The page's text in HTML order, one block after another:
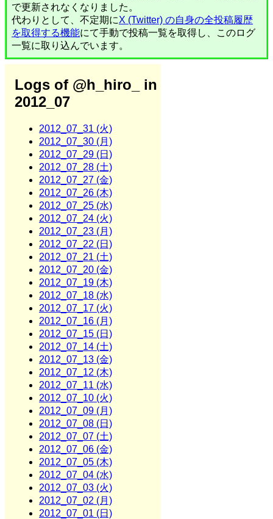
で更新されなくなりました。
代わりとして、不定期にX (Twitter) の自身の全投稿履歴
を取得する機能にて手動で投稿一覧を取得し、このログ
一覧に取り込んでいます。
Logs of @h_hiro_ in
2012_07
2012_07_31 (火)
2012_07_30 (月)
2012_07_29 (日)
2012_07_28 (土)
2012_07_27 (金)
2012_07_26 (木)
2012_07_25 (水)
2012_07_24 (火)
2012_07_23 (月)
2012_07_22 (日)
2012_07_21 (土)
2012_07_20 (金)
2012_07_19 (木)
2012_07_18 (水)
2012_07_17 (火)
2012_07_16 (月)
2012_07_15 (日)
2012_07_14 (土)
2012_07_13 (金)
2012_07_12 (木)
2012_07_11 (水)
2012_07_10 (火)
2012_07_09 (月)
2012_07_08 (日)
2012_07_07 (土)
2012_07_06 (金)
2012_07_05 (木)
2012_07_04 (水)
2012_07_03 (火)
2012_07_02 (月)
2012_07_01 (日)